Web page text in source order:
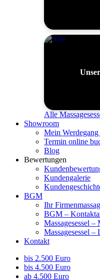
Alle
Showroom
Mein
Termin online
Blog
Bewertungen
Kundengalerie
BGM
Ihr
BGM –
Massagesessel –
Massagesessel –
Kontakt
bis 2.500 Euro
bis 4.500 Euro
ab 4.500 Euro